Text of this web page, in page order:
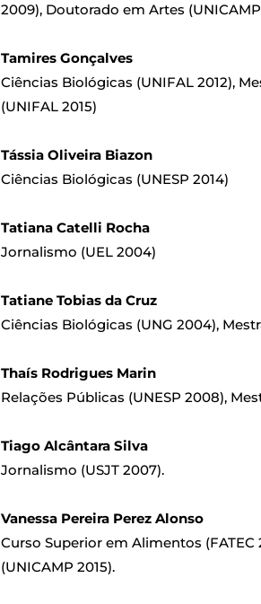
2009), Doutorado em Artes (UNICAMP
Tamires Gonçalves
Ciências Biológicas (UNIFAL 2012),
(UNIFAL 2015)
Tássia Oliveira Biazon
Ciências Biológicas (UNESP 2014)
Tatiana Catelli Rocha
Jornalismo (UEL 2004)
Tatiane Tobias da Cruz
Ciências Biológicas (UNG 2004),
Thaís Rodrigues Marin
Relações Públicas (UNESP 2008),
Tiago Alcântara Silva
Jornalismo (USJT 2007).
Vanessa Pereira Perez Alonso
Curso Superior em Alimentos
(UNICAMP 2015).